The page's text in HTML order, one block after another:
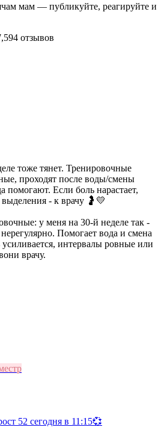
мам — публикуйте, реагируйте и
отзывов
тоже тянет. Тренировочные
проходят после воды/смены
помогают. Если боль нарастает,
- к врачу 🤰💛
у меня на 30-й неделе так -
нерегулярно. Помогает вода и смена
интервалы ровные или
врачу.
52 сегодня в 11:15💞